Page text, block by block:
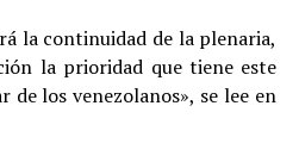
la continuidad de la plenaria,
la prioridad que tiene este
de los venezolanos», se lee en